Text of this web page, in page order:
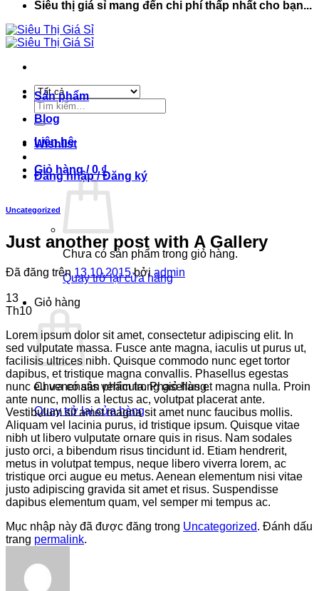
Siêu thị giá sỉ mang đến chi phí thấp nhất cho bạn...
Tìm
kiếm:
Wishlist
Giỏ hàng /0₫
Chưa có sản phẩm trong giỏ hàng.
Quay trở lại cửa hàng
Giỏ hàng
Chưa có sản phẩm trong giỏ hàng.
Quay trở lại cửa hàng
Sản phẩm
Blog
Liên hệ
Đăng nhập / Đăng ký
Uncategorized
Just another post with A Gallery
Đã đăng trên 13.10.2015 bởi admin
13
Th10
Lorem ipsum dolor sit amet, consectetur adipiscing elit. In
sed vulputate massa. Fusce ante magna, iaculis ut purus ut,
facilisis ultrices nibh. Quisque commodo nunc eget tortor
dapibus, et tristique magna convallis. Phasellus egestas
nunc eu venenatis vehicula. Phasellus et magna nulla. Proin
ante nunc, mollis a lectus ac, volutpat placerat ante.
Vestibulum sit amet magna sit amet nunc faucibus mollis.
Aliquam vel lacinia purus, id tristique ipsum. Quisque vitae
nibh ut libero vulputate ornare quis in risus. Nam sodales
justo orci, a bibendum risus tincidunt id. Etiam hendrerit,
metus in volutpat tempus, neque libero viverra lorem, ac
tristique orci augue eu metus. Aenean elementum nisi vitae
justo adipiscing gravida sit amet et risus. Suspendisse
dapibus elementum quam, vel semper mi tempus ac.
Mục nhập này đã được đăng trong Uncategorized. Đánh dấu
trang permalink.